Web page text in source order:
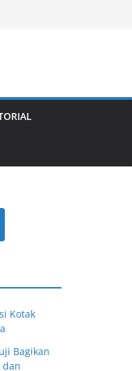
Kotak
Bagikan
dan